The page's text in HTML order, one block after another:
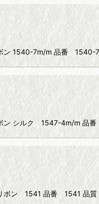
ボン 1540-7m/m 品番
リボン シルク 1547-4m/
ーリボン 1541 品番 1541